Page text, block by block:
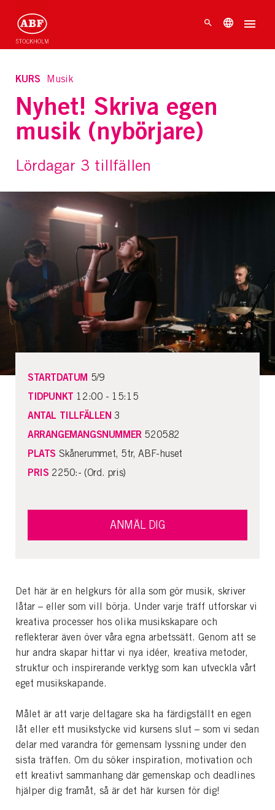
KURS Musik
Nyhet! Skriva egen
musik (nybörjare)
Lördagar 3 tillfällen
Det här är en helgkurs för alla som gör musik, skriver
låtar – eller som vill börja. Under varje träff utforskar vi
kreativa processer hos olika musikskapare och
reflekterar även över våra egna arbetssätt. Genom att se
hur andra skapar hittar vi nya idéer, kreativa metoder,
struktur och inspirerande verktyg som kan utveckla vårt
eget musikskapande.
Målet är att varje deltagare ska ha färdigställt en egen
låt eller ett musikstycke vid kursens slut – som vi sedan
delar med varandra för gemensam lyssning under den
sista träffen. Om du söker inspiration, motivation och
ett kreativt sammanhang där gemenskap och deadlines
hjälper dig framåt, så är det här kursen för dig!
STARTDATUM 5/9
TIDPUNKT 12:00 - 15:15
ANTAL TILLFÄLLEN 3
ARRANGEMANGSNUMMER 520582
PLATS Skånerummet, 5tr, ABF-huset
PRIS 2250:- (Ord. pris)
ANMÄL DIG